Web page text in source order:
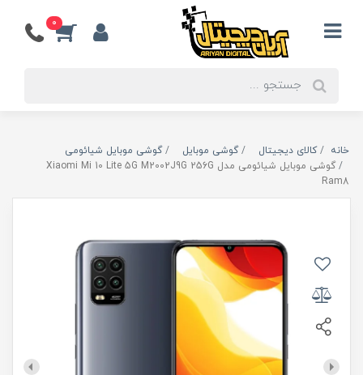
0
خانه کالای دیجیتال گوشی موبایل
گوشی موبایل شیائومی
گوشی موبایل شیائومی مدل Xiaomi Mi 10 Lite 5G M2002J9G 256G
Ram8